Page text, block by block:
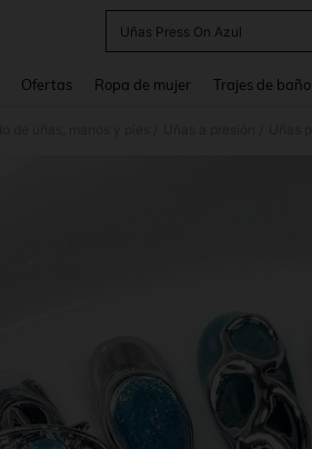
Uñas Press On Azul
Ofertas Ropa de mujer Trajes de baño